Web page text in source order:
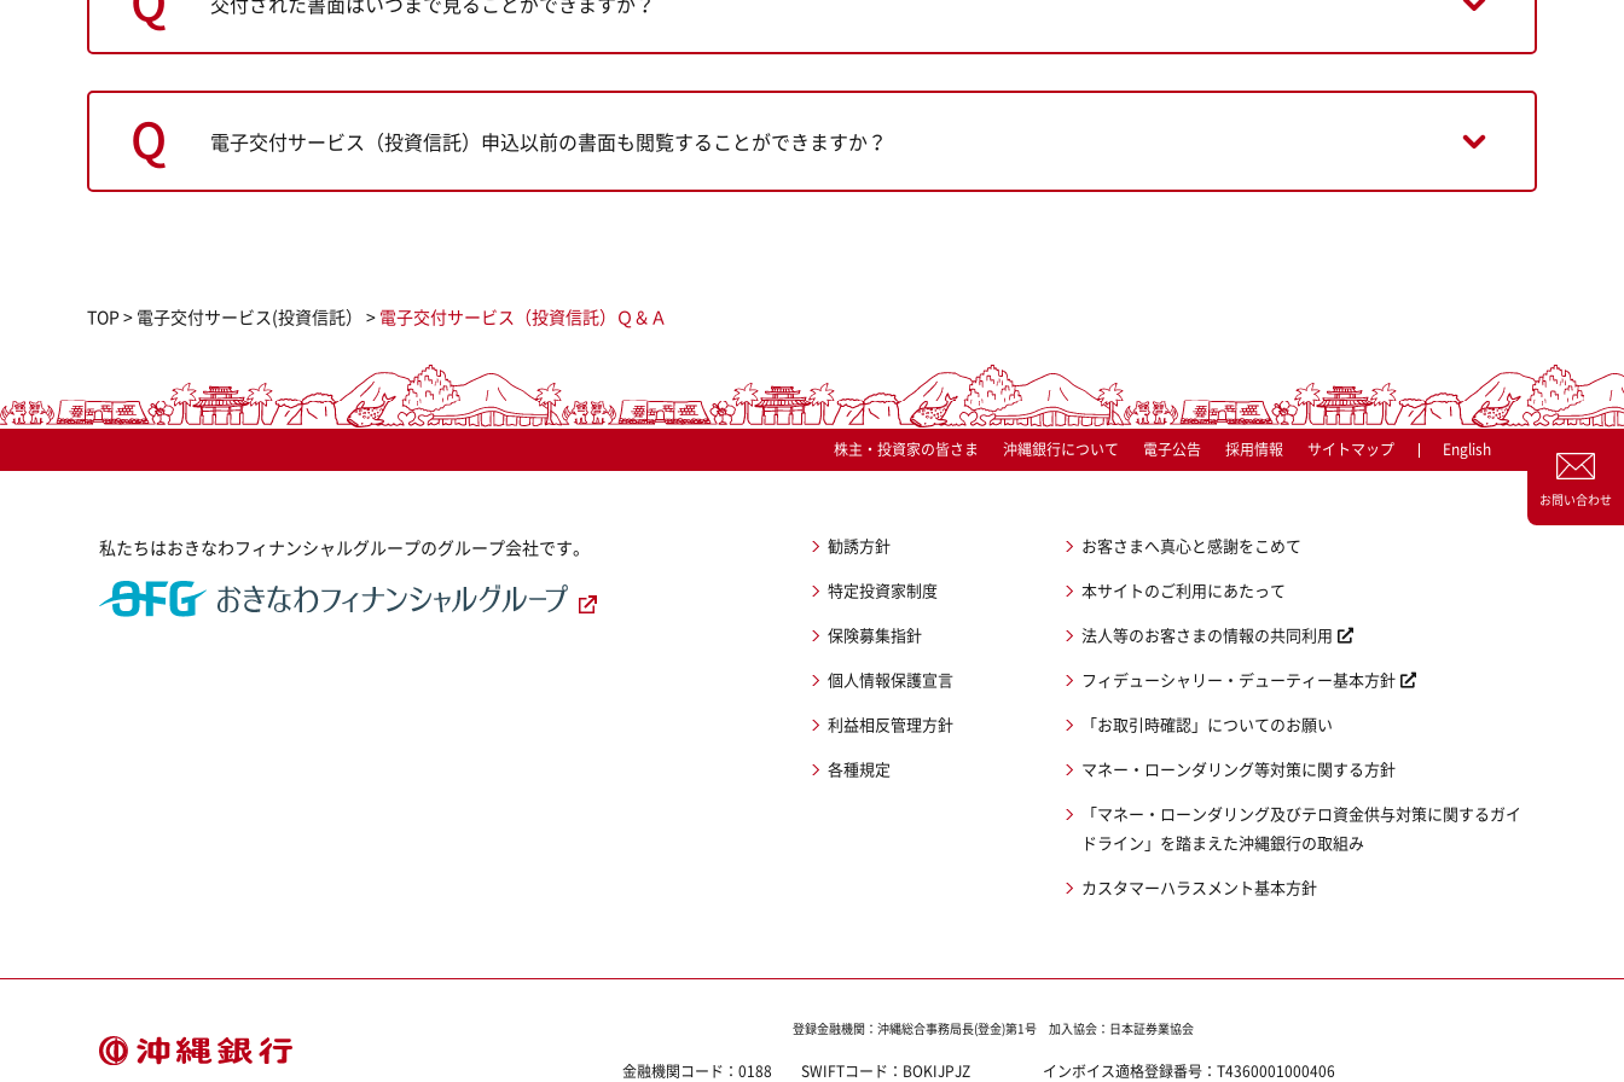
電子交付サービス（投資信託）申込以前の書面も閲覧することができますか？
TOP > 電子交付サービス(投資信託） > 電子交付サービス（投資信託）Ｑ＆Ａ
株主・投資家の皆さま 沖縄銀行について 電子公告 採用情報 サイトマップ English
お問い合わせ
私たちはおきなわフィナンシャルグループのグループ会社です。
勧誘方針
特定投資家制度
保険募集指針
個人情報保護宣言
利益相反管理方針
各種規定
お客さまへ真心と感謝をこめて
本サイトのご利用にあたって
法人等のお客さまの情報の共同利用
フィデューシャリー・デューティー基本方針
「お取引時確認」についてのお願い
マネー・ローンダリング等対策に関する方針
「マネー・ローンダリング及びテロ資金供与対策に関するガイ
ドライン」を踏まえた沖縄銀行の取組み
カスタマーハラスメント基本方針
登録金融機関：沖縄総合事務局長(登金)第1号 加入協会：日本証券業協会
金融機関コード： 0188 SWIFTコード： BOKIJPJZ インボイス適格登録番号： T4360001000406